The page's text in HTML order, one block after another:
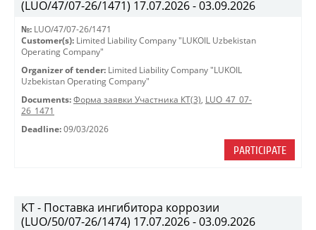
(LUO/47/07-26/1471) 17.07.2026 - 03.09.2026
№: LUO/47/07-26/1471
Customer(s): Limited Liability Company "LUKOIL Uzbekistan
Operating Company"
Organizer of tender: Limited Liability Company "LUKOIL
Uzbekistan Operating Company"
Documents: Форма заявки Участника КТ(3), LUO_47_07-
26_1471
Deadline: 09/03/2026
PARTICIPATE
КТ - Поставка ингибитора коррозии
(LUO/50/07-26/1474) 17.07.2026 - 03.09.2026